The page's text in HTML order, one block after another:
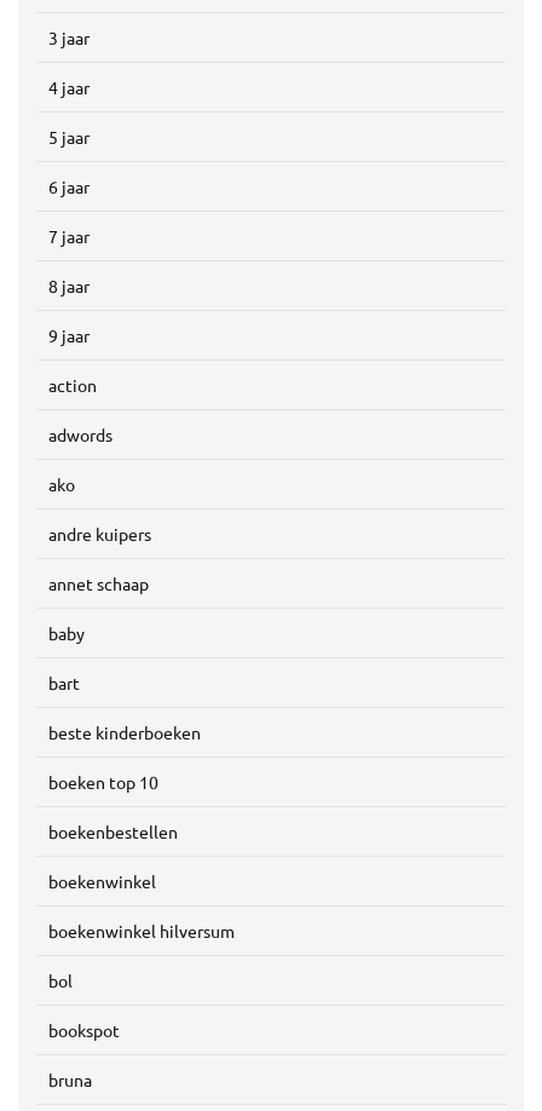
3 jaar
4 jaar
5 jaar
6 jaar
7 jaar
8 jaar
9 jaar
action
adwords
ako
andre kuipers
annet schaap
baby
bart
beste kinderboeken
boeken top 10
boekenbestellen
boekenwinkel
boekenwinkel hilversum
bol
bookspot
bruna